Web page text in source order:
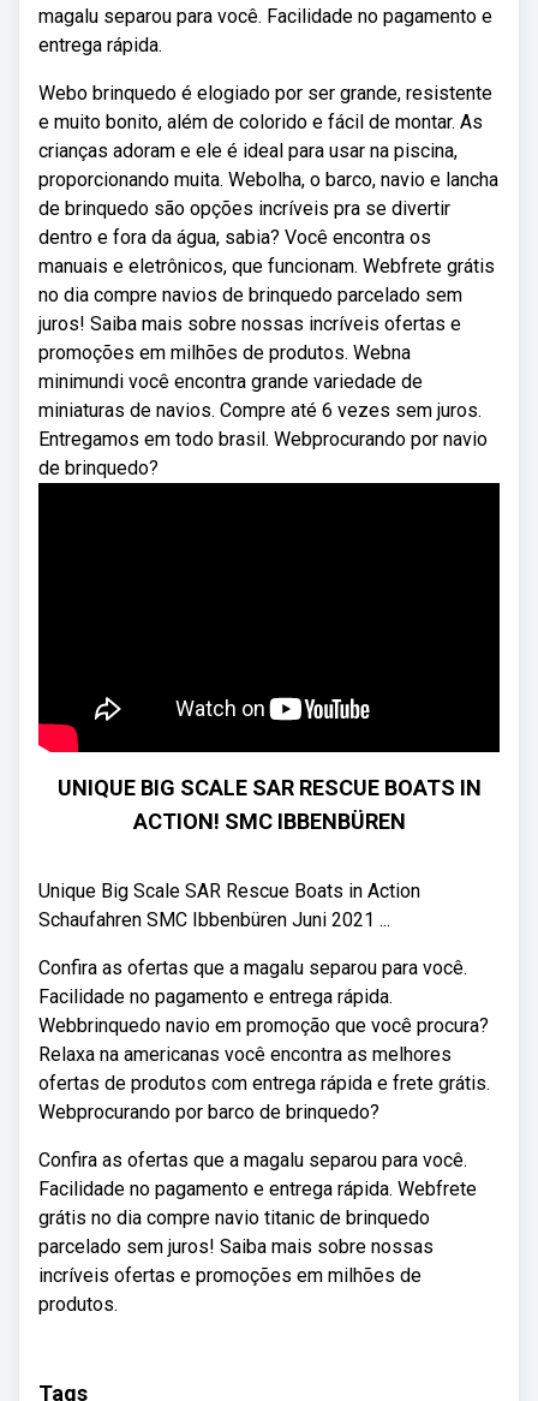
magalu separou para você. Facilidade no pagamento e
entrega rápida.
Webo brinquedo é elogiado por ser grande, resistente
e muito bonito, além de colorido e fácil de montar. As
crianças adoram e ele é ideal para usar na piscina,
proporcionando muita. Webolha, o barco, navio e lancha
de brinquedo são opções incríveis pra se divertir
dentro e fora da água, sabia? Você encontra os
manuais e eletrônicos, que funcionam. Webfrete grátis
no dia compre navios de brinquedo parcelado sem
juros! Saiba mais sobre nossas incríveis ofertas e
promoções em milhões de produtos. Webna
minimundi você encontra grande variedade de
miniaturas de navios. Compre até 6 vezes sem juros.
Entregamos em todo brasil. Webprocurando por navio
de brinquedo?
UNIQUE BIG SCALE SAR RESCUE BOATS IN
ACTION! SMC IBBENBÜREN
Unique Big Scale SAR Rescue Boats in Action
Schaufahren SMC Ibbenbüren Juni 2021 ...
Confira as ofertas que a magalu separou para você.
Facilidade no pagamento e entrega rápida.
Webbrinquedo navio em promoção que você procura?
Relaxa na americanas você encontra as melhores
ofertas de produtos com entrega rápida e frete grátis.
Webprocurando por barco de brinquedo?
Confira as ofertas que a magalu separou para você.
Facilidade no pagamento e entrega rápida. Webfrete
grátis no dia compre navio titanic de brinquedo
parcelado sem juros! Saiba mais sobre nossas
incríveis ofertas e promoções em milhões de
produtos.
Tags